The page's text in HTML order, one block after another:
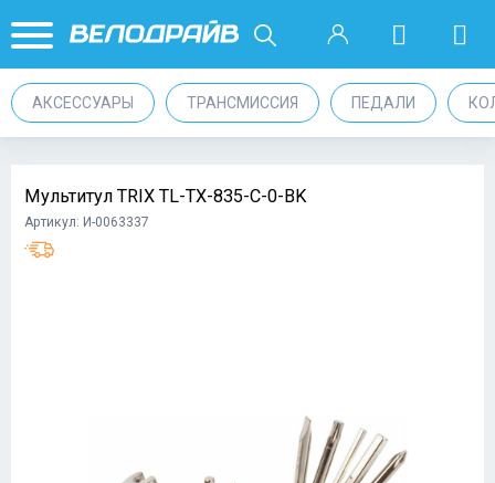
АКСЕССУАРЫ ТРАНСМИССИЯ ПЕДАЛИ
Мультитул TRIX TL-TX-835-C-0-BK
Артикул: И-0063337